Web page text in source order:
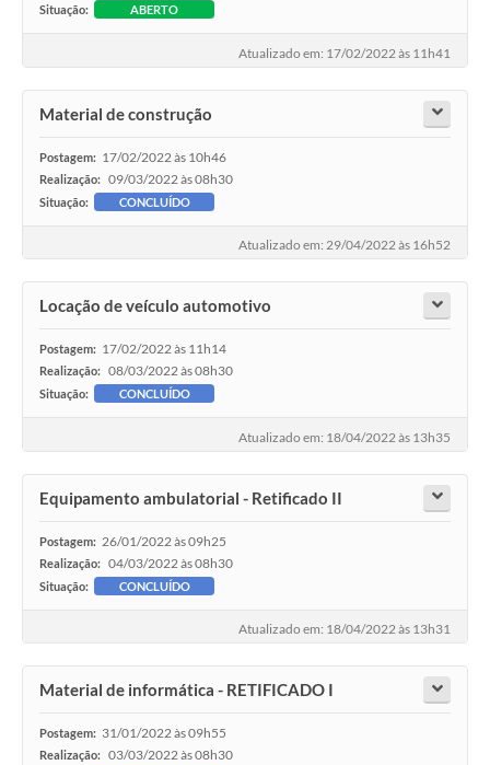
Situação: ABERTO
Atualizado em: 17/02/2022 às 11h41
Material de construção
Postagem: 17/02/2022 às 10h46
Realização: 09/03/2022 às 08h30
Situação: CONCLUÍDO
Atualizado em: 29/04/2022 às 16h52
Locação de veículo automotivo
Postagem: 17/02/2022 às 11h14
Realização: 08/03/2022 às 08h30
Situação: CONCLUÍDO
Atualizado em: 18/04/2022 às 13h35
Equipamento ambulatorial - Retificado II
Postagem: 26/01/2022 às 09h25
Realização: 04/03/2022 às 08h30
Situação: CONCLUÍDO
Atualizado em: 18/04/2022 às 13h31
Material de informática - RETIFICADO I
Postagem: 31/01/2022 às 09h55
Realização: 03/03/2022 às 08h30